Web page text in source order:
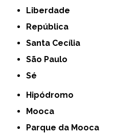
Liberdade
República
Santa Cecília
São Paulo
Sé
Hipódromo
Mooca
Parque da Mooca